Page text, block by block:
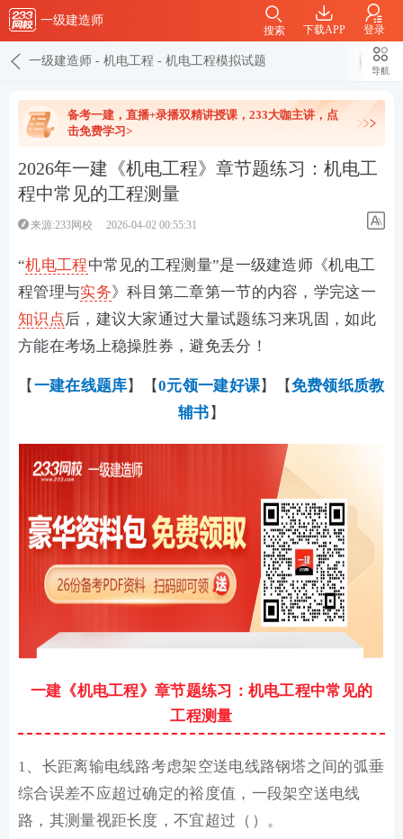
一级建造师
下载APP 登录
搜索
一级建造师 - 机电工程 - 机电工程模拟试题
导航
备考一建，直播+录播双精讲授课，233大咖主讲，点
击免费学习>
2026年一建《机电工程》章节题练习：机电工
程中常见的工程测量
来源:233网校 2026-04-02 00:55:31
“机电工程中常见的工程测量”是一级建造师《机电工
程管理与实务》科目第二章第一节的内容，学完这一
知识点后，建议大家通过大量试题练习来巩固，如此
方能在考场上稳操胜券，避免丢分！
【 一建在线题库】【0元领一建好课】【免费领纸质教
辅书 】
一建《机电工程》章节题练习：机电工程中常见的
工程测量
1、长距离输电线路考虑架空送电线路钢塔之间的弧垂
综合误差不应超过确定的裕度值，一段架空送电线
路，其测量视距长度，不宜超过（）。